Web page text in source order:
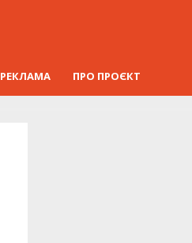
РЕКЛАМА ПРО ПРОЄКТ